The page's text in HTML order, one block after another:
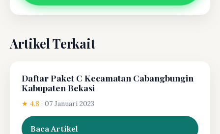
Artikel Terkait
Daftar Paket C Kecamatan Cabangbungin
Kabupaten Bekasi
★ 4.8 · 07 Januari 2023
Baca Artikel